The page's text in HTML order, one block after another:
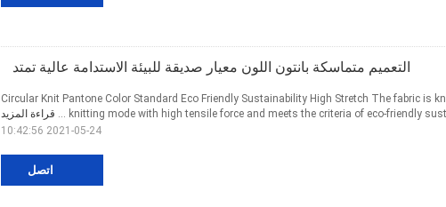
التعميم متماسكة بانتون اللون معيار صديقة للبيئة الاستدامة عالية تمتد
اتصل
Circular Knit Pantone Color Standard Eco Friendly Sustainability High Stretch The fabric is
knitting mode with high tensile force and meets the criteria of eco-friendly
قراءة المزيد
2021-05-24 10:42:56